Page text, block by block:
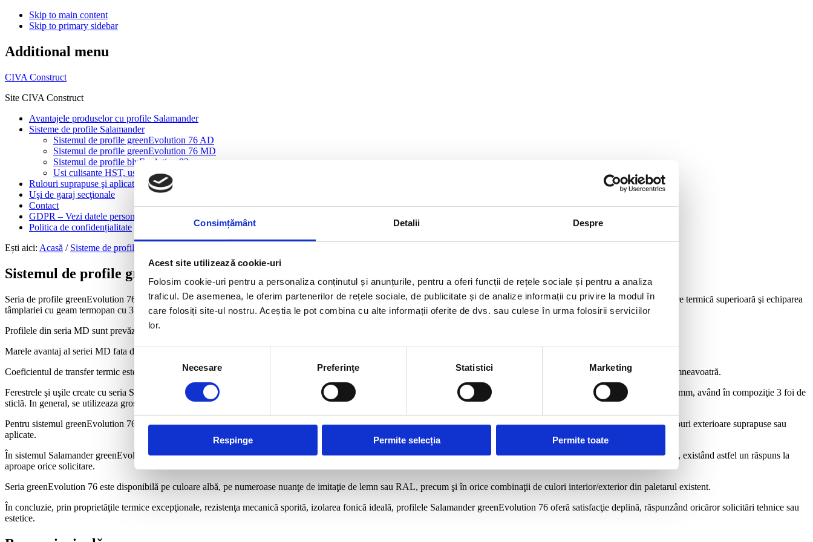
Consimțământ Detalii Despre
Acest site utilizează cookie-uri
Folosim cookie-uri pentru a personaliza conținutul și anunțurile, pentru a oferi funcții de rețele sociale și pentru a analiza
traficul. De asemenea, le oferim partenerilor de rețele sociale, de publicitate și de analize informații cu privire la modul în
care folosiți site-ul nostru. Aceștia le pot combina cu alte informații oferite de dvs. sau culese în urma folosirii serviciilor
lor.
Selecția
consimțământului
Necesare Preferinţe Statistici Marketing
Respinge Permite selecția Permite toate
Skip to main content
Skip to primary sidebar
Additional menu
CIVA Construct
Site CIVA Construct
Avantajele produselor cu profile Salamander
Sisteme de profile Salamander
Sistemul de profile greenEvolution 76 AD
Sistemul de profile greenEvolution 76 MD
Sistemul de profile bluEvolution 92
Usi culisante HST, usi culisante in plan paralel si usi armonica
Rulouri suprapuse şi aplicate
Uşi de garaj secţionale
Contact
GDPR – Vezi datele personale
Politica de confidențialitate
Ești aici: Acasă / Sisteme de profile Salamander
Sistemul de profile greenEvolution 76 MD
Seria de profile greenEvolution 76 este cel mai recent produs Salamander, fiind o evoluţie fostei serii de succes Streamline, și se adresează clienţilor care doresc profile cu o izolare termică superioară şi echiparea
tâmplariei cu geam termopan cu 3 foi de sticlă.
Profilele din seria MD sunt prevăzute cu 6 camere de izolare termică, au închidere pe 3 garnituri, sunt armate cu oţel zincat cu grosime de minim 1,5 mm şi au falţ dublu înclinat.
Marele avantaj al seriei MD fata de AD este apariția celei de a treia garnituri, care contribuie la o izolare termică și fonică fără precedent.
Coeficientul de transfer termic este de pana la 0,73 W/mpK, profilele Salamander greenEvolution ajutând astfel la un consum mai redus de energie pentru încălzirea locuinţei dumneavoatră.
Ferestrele şi uşile create cu seria Salamander greenEvolution, profitând de adâncimea mare a profilelor (76 mm), pot fi echipate cu geam termopan cu grosimea totală de pana 48 mm, având în compoziţie 3 foi de
sticlă. In general, se utilizeaza grosimea de sticla de 24 mm pentru geam termopan si de 44 mm pentru geam tripan.
Pentru sistemul greenEvolution 76, ca şi pentru celelalte serii de profile Salamander, sunt disponibile accesorii diverse: plase contra insectelor, pervaze interioare şi exterioare, rulouri exterioare suprapuse sau
aplicate.
În sistemul Salamander greenEvolution 76 se pot fabrica ferestre şi uşi cu deschidere interioară, exterioară sau de tip oscilo-culisant, nenumărate tipuri de forme speciale şi arcade, existând astfel un răspuns la
aproape orice solicitare.
Seria greenEvolution 76 este disponibilă pe culoare albă, pe numeroase nuanţe de imitaţie de lemn sau RAL, precum şi în orice combinaţii de culori interior/exterior din paletarul existent.
În concluzie, prin proprietăţile termice excepţionale, rezistenţa mecanică sporită, izolarea fonică ideală, profilele Salamander greenEvolution 76 oferă satisfacţie deplină, răspunzând oricăror solicitări tehnice sau
estetice.